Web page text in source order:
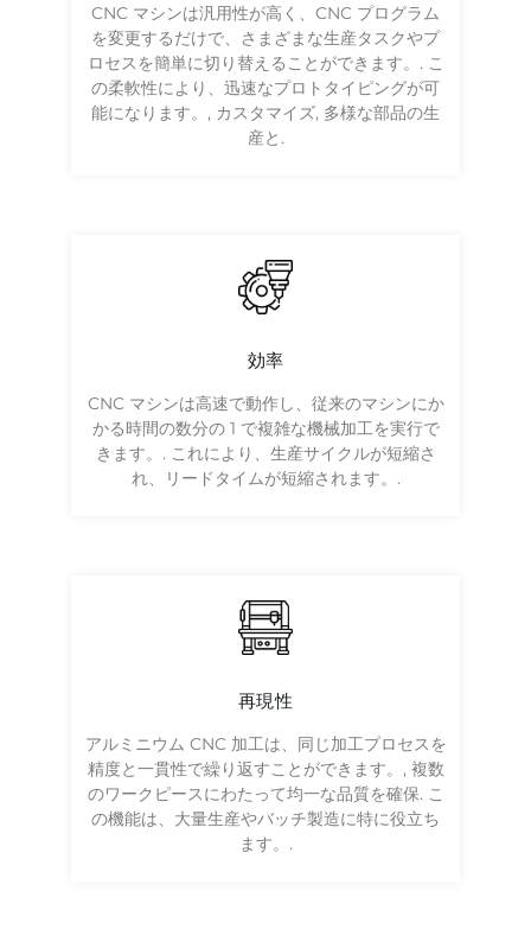
CNC マシンは汎用性が高く、CNC プログラム
を変更するだけで、さまざまな生産タスクやプ
ロセスを簡単に切り替えることができます。. こ
の柔軟性により、迅速なプロトタイピングが可
能になります。, カスタマイズ, 多様な部品の生
産と.
効率
CNC マシンは高速で動作し、従来のマシンにか
かる時間の数分の 1 で複雑な機械加工を実行で
きます。. これにより、生産サイクルが短縮さ
れ、リードタイムが短縮されます。.
再現性
アルミニウム CNC 加工は、同じ加工プロセスを
精度と一貫性で繰り返すことができます。, 複数
のワークピースにわたって均一な品質を確保. こ
の機能は、大量生産やバッチ製造に特に役立ち
ます。.